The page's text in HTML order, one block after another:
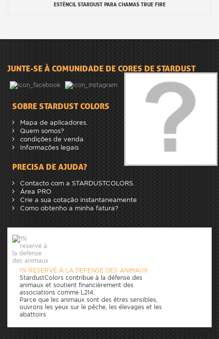
ESTÊNCIL STARDUST PARA CHAMAS TRUE FIRE
JUNTE-SE À COMUNIDADE DE CORES DE STARDUST
SOBRE STARDUST COLORS
Mapa de aplicadores.
Quem somos?
condições de venda
Informações legais
PRECISA DE AJUDA?
Contacto com a STARDUSTCOLORS.
Área PRO
Crie a sua cotação instantaneamente
Como obtenho a minha fatura?
1% RESERVÉ À LA DEFENSE DES ANIMAUX
StardustColors contribue à la défense des
animaux et soutient financièrement des
associations comme L214.
Parce que les animaux sont des êtres sensibles,
ouvrons les yeux sur le pêche, les élevages et les
abattoirs